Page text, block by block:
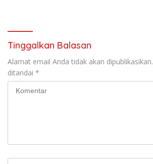
Tinggalkan Balasan
Alamat email Anda tidak akan dipublikasikan.
ditandai *